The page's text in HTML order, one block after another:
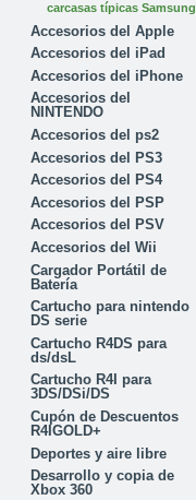
carcasas típicas Samsung
Accesorios del Apple
Accesorios del iPad
Accesorios del iPhone
Accesorios del
NINTENDO
Accesorios del ps2
Accesorios del PS3
Accesorios del PS4
Accesorios del PSP
Accesorios del PSV
Accesorios del Wii
Cargador Portátil de
Batería
Cartucho para nintendo
DS serie
Cartucho R4DS para
ds/dsL
Cartucho R4I para
3DS/DSi/DS
Cupón de Descuentos
R4IGOLD+
Deportes y aire libre
Desarrollo y copia de
Xbox 360